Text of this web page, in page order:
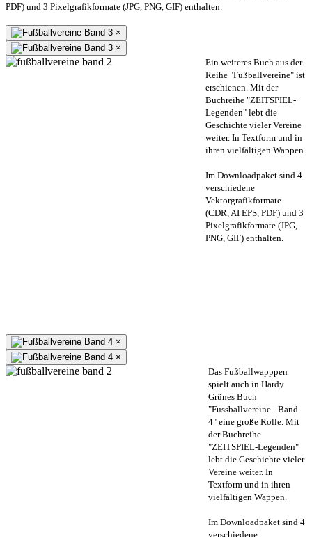
PDF) und 3 Pixelgrafikformate (JPG, PNG, GIF) enthalten.
×
×
Ein weiteres Buch aus der
Reihe "Fußballvereine" ist
erschienen. Mit der
Buchreihe "ZEITSPIEL-
Legenden" lebt die
Geschichte vieler Vereine
weiter. In Textform und in
ihren vielfältigen Wappen.
Im Downloadpaket sind 4
verschiedene
Vektorgrafikformate
(CDR, AI EPS, PDF) und 3
Pixelgrafikformate (JPG,
PNG, GIF) enthalten.
×
×
Das Fußballwapppen
spielt auch in Hardy
Grünes Buch
"Fussballvereine - Band
4" eine große Rolle. Mit
der Buchreihe
"ZEITSPIEL-Legenden"
lebt die Geschichte vieler
Vereine weiter. In
Textform und in ihren
vielfältigen Wappen.
Im Downloadpaket sind 4
verschiedene